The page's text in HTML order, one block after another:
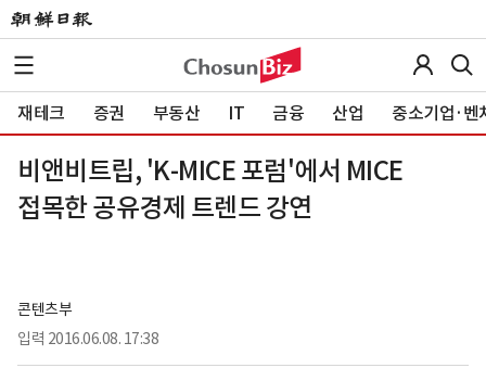
재테크 증권 부동산 IT 금융 산업 중소기업·벤
비앤비트립, 'K-MICE 포럼'에서 MICE
접목한 공유경제 트렌드 강연
콘텐츠부
입력 2016.06.08. 17:38